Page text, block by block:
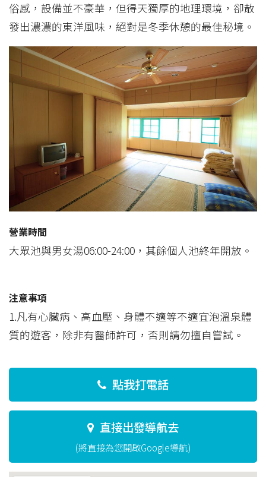
俗感，設備並不豪華，但得天獨厚的地理環境，卻散
發出濃濃的東洋風味，絕對是冬季休憩的最佳秘境。
營業時間
大眾池與男女湯06:00-24:00，其餘個人池終年開放。
注意事項
1.凡有心臟病、高血壓、身體不適等不適宜泡溫泉體
質的遊客，除非有醫師許可，否則請勿擅自嘗試。
點我打電話
直接出發導航去
(將直接為您開啟Google導航)